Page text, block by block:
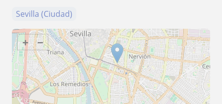
Sevilla (Ciudad)
+ −